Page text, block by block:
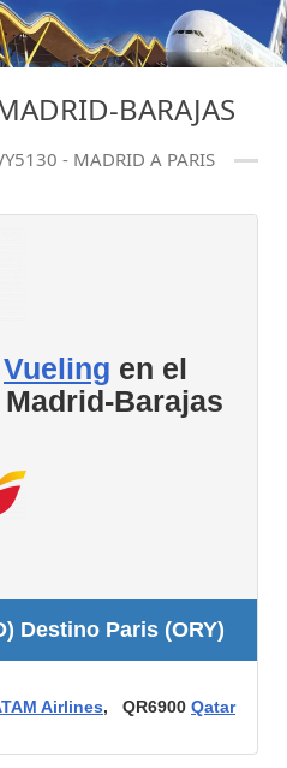
BARAJAS
- MADRID A PARIS
Vueling en el
Barajas
Destino Paris (ORY)
Airlines, QR6900 Qatar